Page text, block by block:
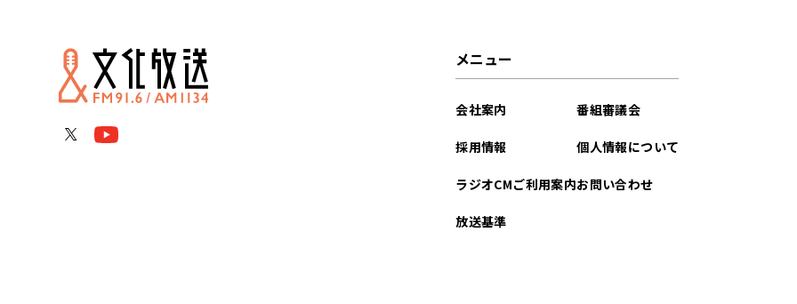
2021年03月
メニュー
会社案内
採用情報
ラジオCMご利用案内
放送基準
番組審議会
個人情報について
お問い合わせ